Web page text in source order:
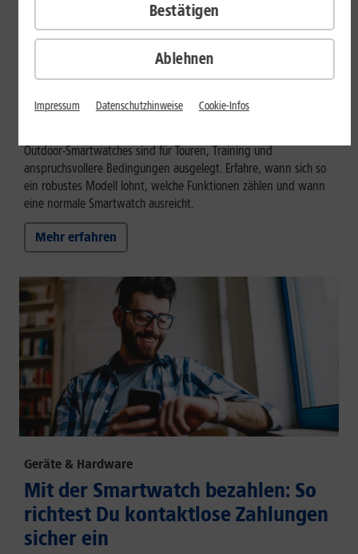
Outdoor-Smartwatch: Für wen
eignen sich die robusten Modelle?
Outdoor-Smartwatches sind für Touren, Training und
anspruchsvollere Bedingungen ausgelegt. Erfahre, wann sich so
ein robustes Modell lohnt, welche Funktionen zählen und wann
eine normale Smartwatch ausreicht.
Mehr erfahren
Geräte & Hardware
Mit der Smartwatch bezahlen: So
richtest Du kontaktlose Zahlungen
sicher ein
Ablehnen
Bestätigen
Impressum Datenschutzhinweise Cookie-Infos